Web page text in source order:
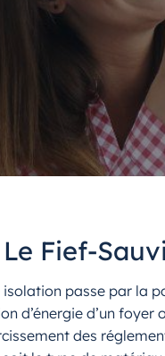
Fief-
passe par la
d’énergie d’un
des